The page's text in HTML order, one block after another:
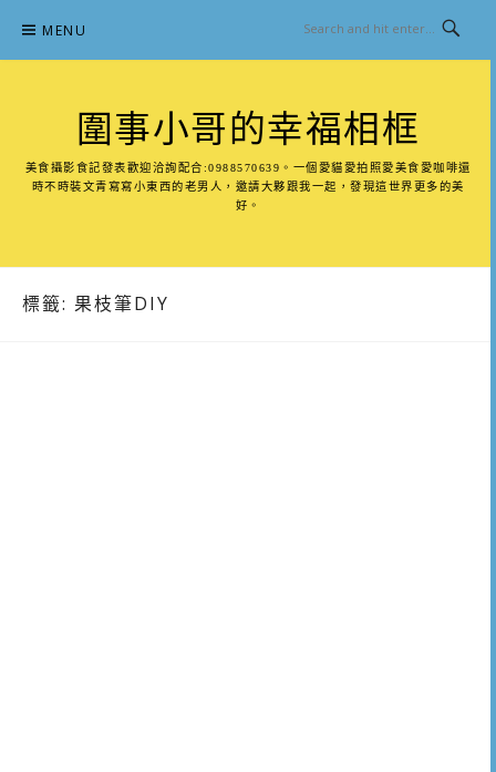
content
MENU
圍事小哥的幸福相框
美食攝影食記發表歡迎洽詢配合:0988570639。一個愛貓愛拍照愛美食愛咖啡還
時不時裝文青寫寫小東西的老男人，邀請大夥跟我一起，發現這世界更多的美
好。
標籤: 果枝筆DIY